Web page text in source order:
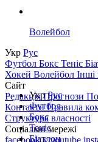
Волейбол
Укр Рус
Футбол Бокс Теніс
Хокей Волейбол Інші
Сайт
РедакціяПрогнози
КонтактиПравила
Структура власності
Соціальні мережі
facebookxyoutube
УкрРус
Футбол
Бокс
Теніс
Біатлон